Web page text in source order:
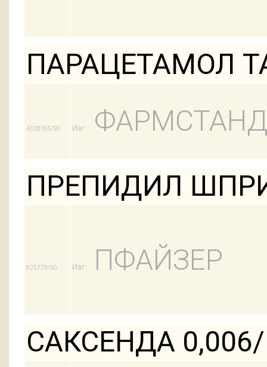
ПАРАЦЕТАМОЛ
4328765/90 Изг:
ПРЕПИДИЛ
825729/90 Изг: ПФАЙЗЕР
САКСЕНДА